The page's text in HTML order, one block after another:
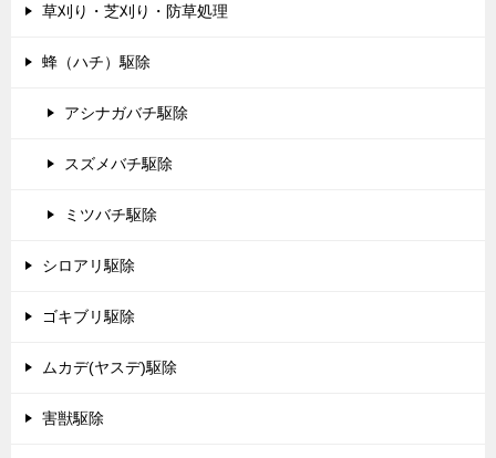
草刈り・芝刈り・防草処理
蜂（ハチ）駆除
アシナガバチ駆除
スズメバチ駆除
ミツバチ駆除
シロアリ駆除
ゴキブリ駆除
ムカデ(ヤスデ)駆除
害獣駆除